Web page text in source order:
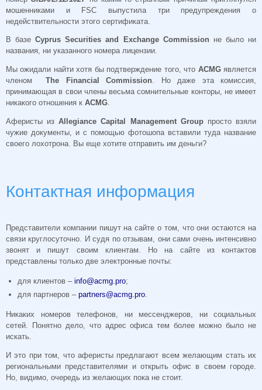
мошенниками и FSC выпустила три предупреждения о
недействительности этого сертификата.
В базеCyprus Securities and Exchange Commissionне было ни
названия, ни указанного номера лицензии.
Мы ожидали найти хотя бы подтверждение того, что ACMGявляется
членом The Financial Commission. Но даже эта комиссия,
принимающая в свои члены весьма сомнительные конторы, не имеет
никакого отношения к ACMG.
Аферисты изAllegiance Capital Management Groupпросто взяли
чужие документы, и с помощью фотошопа вставили туда название
своего лохотрона. Вы еще хотите отправить им деньги?
Контактная информация
Представители компании пишут на сайте о том, что они остаются на
связи круглосуточно. И судя по отзывам, они сами очень интенсивно
звонят и пишут своим клиентам. Но на сайте из контактов
представлены только две электронные почты:
для клиентов –info@acmg.pro;
для партнеров –partners@acmg.pro.
Никаких номеров телефонов, ни мессенджеров, ни социальных
сетей. Понятно дело, что адрес офиса тем более можно было не
искать.
И это при том, что аферисты предлагают всем желающим стать их
региональными представителями и открыть офис в своем городе.
Но, видимо, очередь из желающих пока не стоит.